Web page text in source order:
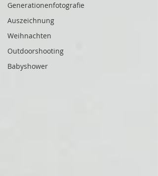
Generationenfotografie
Auszeichnung
Weihnachten
Outdoorshooting
Babyshower